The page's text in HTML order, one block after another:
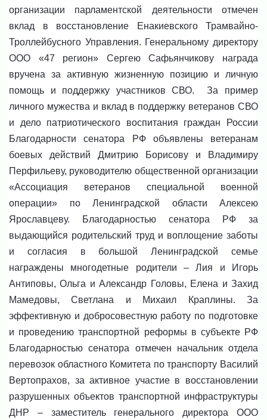
организации парламентской деятельности отмечен
вклад в восстановление Енакиевского Трамвайно-
Троллейбусного Управления. Генеральному директору
ООО «47 регион» Сергею Сафьянчикову награда
вручена за активную жизненную позицию и личную
помощь и поддержку участников СВО.За пример
личного мужества и вклад в поддержку ветеранов СВО
и дело патриотического воспитания граждан России
Благодарности сенатора РФ объявлены ветеранам
боевых действий Дмитрию Борисову и Владимиру
Перфильеву, руководителю общественной организации
«Ассоциация ветеранов специальной военной
операции» по Ленинградской области Алексею
Ярославцеву.
Благодарностью сенатора РФ за
выдающийся родительский труд и воплощение заботы
и согласия в большой Ленинградской семье
награждены многодетные родители – Лия и Игорь
Антиповы, Ольга и Александр Головы, Елена и Захид
Мамедовы, Светлана и Михаил Краплины. За
эффективную и добросовестную работу по подготовке
и проведению транспортной реформы в субъекте РФ
Благодарностью сенатора отмечен начальник отдела
перевозок областного Комитета по транспорту Василий
Вертопрахов, за активное участие в восстановлении
разрушенных объектов транспортной инфраструктуры
ДНР – заместитель генерального директора ООО